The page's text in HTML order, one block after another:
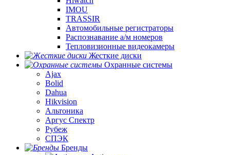
IMOU
TRASSIR
Автомобильные регистраторы
Распознавание а/м номеров
Тепловизионные видеокамеры
Жесткие диски
Охранные системы
Ajax
Bolid
Dahua
Hikvision
Альтоника
Аргус Спектр
Рубеж
СПЭК
Бренды